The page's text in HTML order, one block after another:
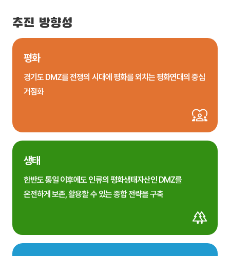
추진 방향성
평화
경기도 DMZ를 전쟁의 시대에 평화를 외치는 평화연대의 중심
거점화
생태
한반도 통일 이후에도 인류의 평화생태자산인 DMZ를
온전하게 보존, 활용할 수 있는 종합 전략을 구축